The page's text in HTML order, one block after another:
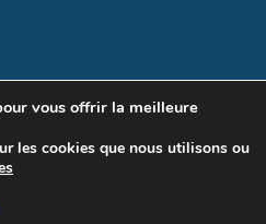
vous offrir la meilleure
les cookies que nous utilisons ou